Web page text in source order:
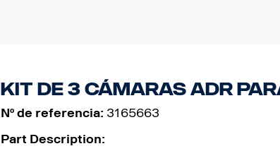
Kit de 3 cámaras ADR
Nº de referencia: 3165663
Part Description: